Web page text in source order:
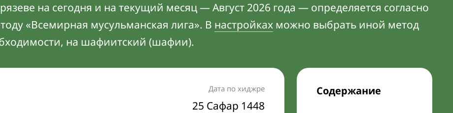
на сегодня и на текущий месяц — Август 2026 года — определяется согласно
«Всемирная мусульманская лига». В настройках можно выбрать иной метод
на шафиитский (шафии).
Содержание
Дата по хиджре
25 Сафар 1448